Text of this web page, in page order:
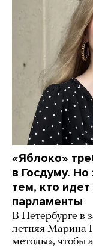
«Яблоко»
в Госдуму.
тем, кто
парламенты
В Петербурге в
летняя Марина
методы», чтобы